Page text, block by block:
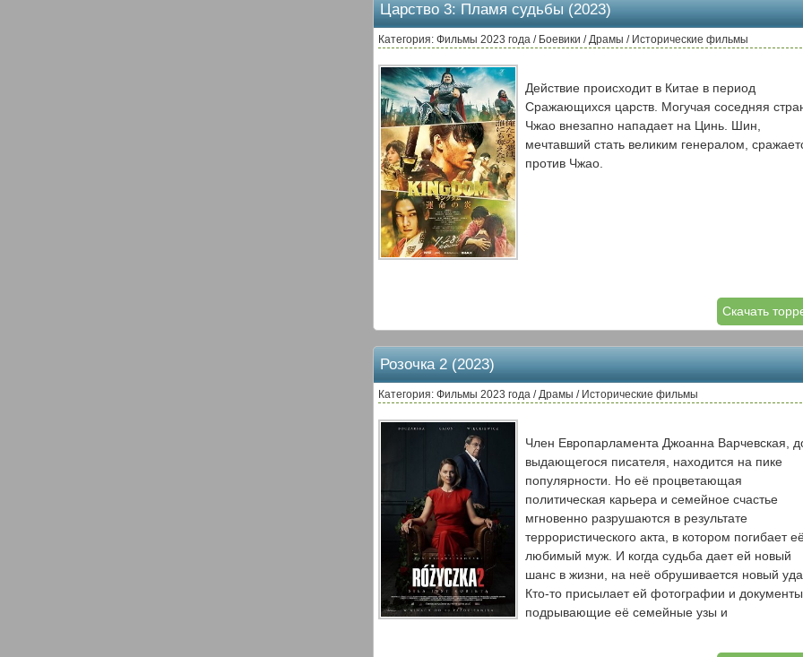
Царство 3: Пламя судьбы (2023)
Категория: Фильмы 2023 года / Боевики / Драмы / Исторические фильмы
Действие происходит в Китае в период
Сражающихся царств. Могучая соседняя
Чжао внезапно нападает на Цинь. Шин,
мечтавший стать великим генералом,
против Чжао.
Скачать
Розочка 2 (2023)
Категория: Фильмы 2023 года / Драмы / Исторические фильмы
Член Европарламента Джоанна Варчевская,
выдающегося писателя, находится на пике
популярности. Но её процветающая
политическая карьера и семейное счастье
мгновенно разрушаются в результате
террористического акта, в котором погибает
любимый муж. И когда судьба дает ей новый
шанс в жизни, на неё обрушивается новый
Кто-то присылает ей фотографии и документы,
подрывающие её семейные узы и
сотрудничала со Службой безопасности.